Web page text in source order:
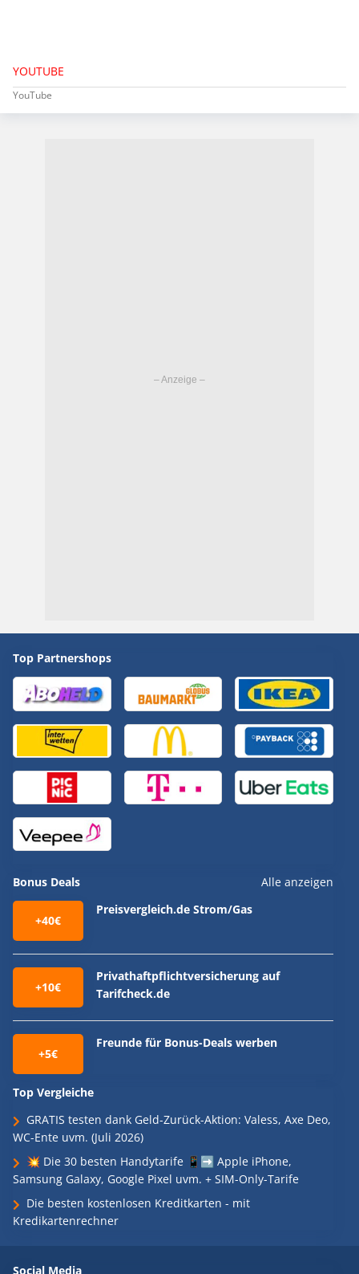
YOUTUBE
YouTube
Top Partnershops
Bonus Deals Alle anzeigen
+40€
Preisvergleich.de Strom/Gas
+10€
Privathaftpflichtversicherung auf
Tarifcheck.de
+5€
Freunde für Bonus-Deals werben
Top Vergleiche
GRATIS testen dank Geld-Zurück-Aktion: Valess, Axe Deo,
WC-Ente uvm. (Juli 2026)
💥 Die 30 besten Handytarife 📱➡️ Apple iPhone,
Samsung Galaxy, Google Pixel uvm. + SIM-Only-Tarife
Die besten kostenlosen Kreditkarten - mit
Kredikartenrechner
Social Media